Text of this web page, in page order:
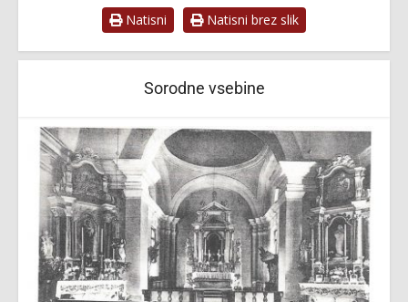
Natisni Natisni brez slik
Sorodne vsebine